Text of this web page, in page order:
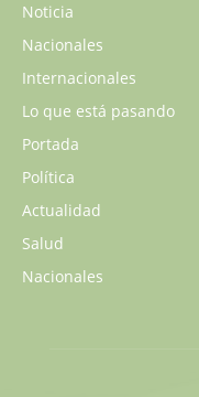
Noticia
Nacionales
Internacionales
Lo que está pasando
Portada
Política
Actualidad
Salud
Nacionales